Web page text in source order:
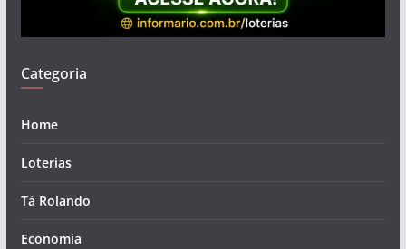
Categoria
Home
Loterias
Tá Rolando
Economia